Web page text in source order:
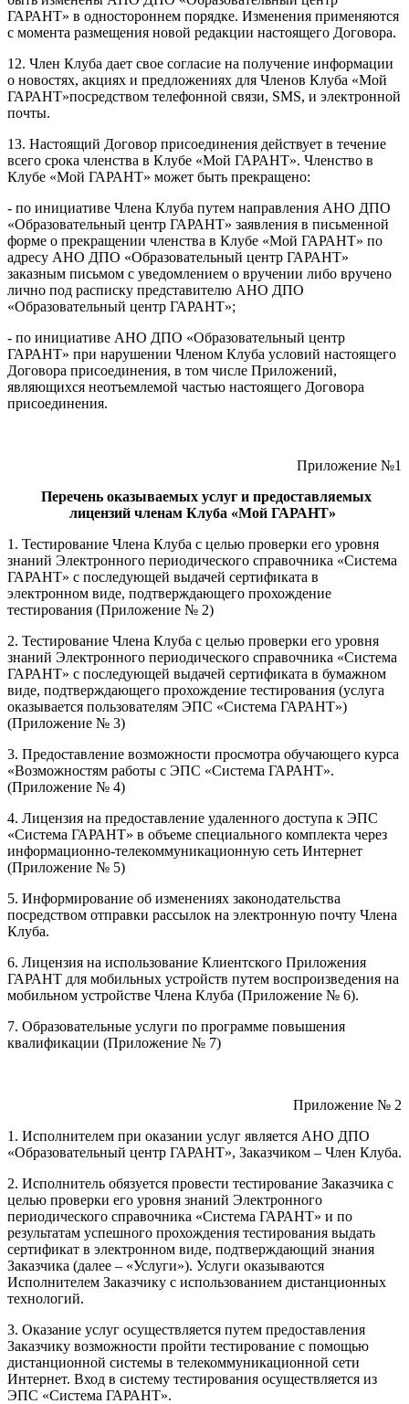
ГАРАНТ» в одностороннем порядке. Изменения применяются
с момента размещения новой редакции настоящего Договора.
12. Член Клуба дает свое согласие на получение информации
о новостях, акциях и предложениях для Членов Клуба «Мой
ГАРАНТ»посредством телефонной связи, SMS, и электронной
почты.
13. Настоящий Договор присоединения действует в течение
всего срока членства в Клубе «Мой ГАРАНТ». Членство в
Клубе «Мой ГАРАНТ» может быть прекращено:
- по инициативе Члена Клуба путем направления АНО ДПО
«Образовательный центр ГАРАНТ» заявления в письменной
форме о прекращении членства в Клубе «Мой ГАРАНТ» по
адресу АНО ДПО «Образовательный центр ГАРАНТ»
заказным письмом с уведомлением о вручении либо вручено
лично под расписку представителю АНО ДПО
«Образовательный центр ГАРАНТ»;
- по инициативе АНО ДПО «Образовательный центр
ГАРАНТ» при нарушении Членом Клуба условий настоящего
Договора присоединения, в том числе Приложений,
являющихся неотъемлемой частью настоящего Договора
присоединения.
Приложение №1
Перечень оказываемых услуг и предоставляемых
лицензий членам Клуба «Мой ГАРАНТ»
1. Тестирование Члена Клуба с целью проверки его уровня
знаний Электронного периодического справочника «Система
ГАРАНТ» с последующей выдачей сертификата в
электронном виде, подтверждающего прохождение
тестирования (Приложение № 2)
2. Тестирование Члена Клуба с целью проверки его уровня
знаний Электронного периодического справочника «Система
ГАРАНТ» с последующей выдачей сертификата в бумажном
виде, подтверждающего прохождение тестирования (услуга
оказывается пользователям ЭПС «Система ГАРАНТ»)
(Приложение № 3)
3. Предоставление возможности просмотра обучающего курса
«Возможностям работы с ЭПС «Система ГАРАНТ».
(Приложение № 4)
4. Лицензия на предоставление удаленного доступа к ЭПС
«Система ГАРАНТ» в объеме специального комплекта через
информационно-телекоммуникационную сеть Интернет
(Приложение № 5)
5. Информирование об изменениях законодательства
посредством отправки рассылок на электронную почту Члена
Клуба.
6. Лицензия на использование Клиентского Приложения
ГАРАНТ для мобильных устройств путем воспроизведения на
мобильном устройстве Члена Клуба (Приложение № 6).
7. Образовательные услуги по программе повышения
квалификации (Приложение № 7)
Приложение № 2
1. Исполнителем при оказании услуг является АНО ДПО
«Образовательный центр ГАРАНТ», Заказчиком – Член Клуба.
2. Исполнитель обязуется провести тестирование Заказчика с
целью проверки его уровня знаний Электронного
периодического справочника «Система ГАРАНТ» и по
результатам успешного прохождения тестирования выдать
сертификат в электронном виде, подтверждающий знания
Заказчика (далее – «Услуги»). Услуги оказываются
Исполнителем Заказчику с использованием дистанционных
технологий.
3. Оказание услуг осуществляется путем предоставления
Заказчику возможности пройти тестирование с помощью
дистанционной системы в телекоммуникационной сети
Интернет. Вход в систему тестирования осуществляется из
ЭПС «Система ГАРАНТ».